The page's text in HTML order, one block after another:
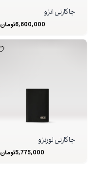
جا کارتی انزو
6,600,000تومان
جا کارتی لورنزو
5,775,000تومان